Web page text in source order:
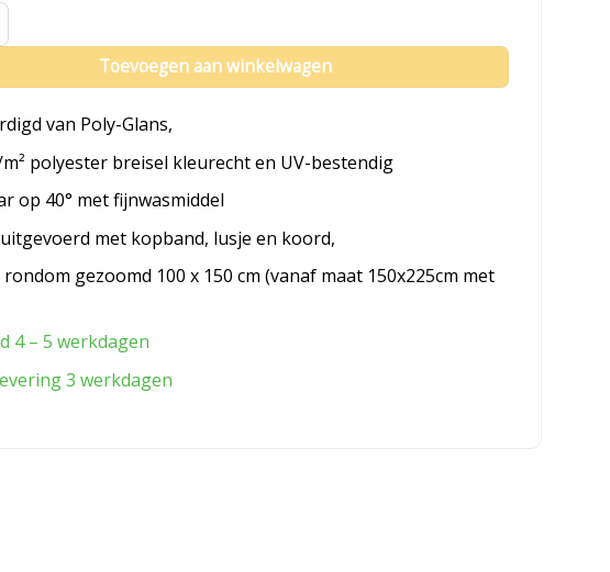
aantal
Toevoegen aan winkelwagen
van Poly-Glans,
polyester breisel kleurecht en UV-bestendig
op 40° met fijnwasmiddel
met kopband, lusje en koord,
gezoomd 100 x 150 cm (vanaf maat 150x225cm met
4 – 5 werkdagen
3 werkdagen